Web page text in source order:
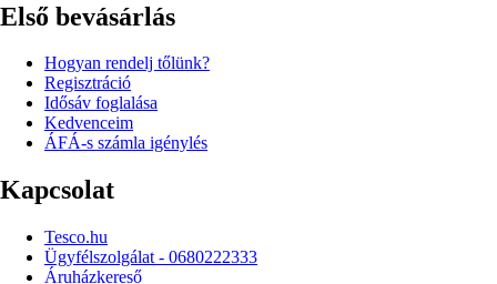
Első bevásárlás
Hogyan rendelj tőlünk?
Regisztráció
Idősáv foglalása
Kedvenceim
ÁFÁ-s számla igénylés
Kapcsolat
Tesco.hu
Ügyfélszolgálat - 0680222333
Áruházkereső